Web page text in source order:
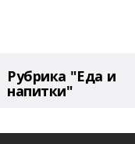
Рубрика "Еда и
напитки"